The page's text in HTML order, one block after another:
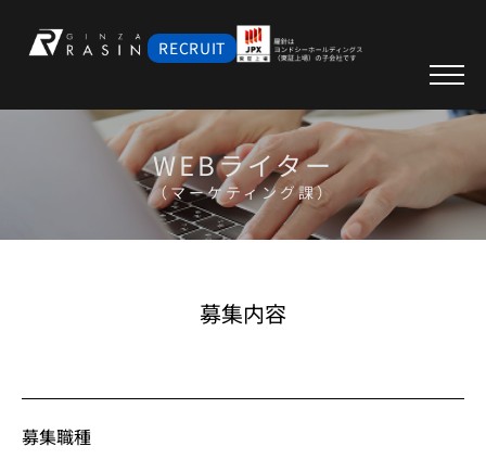
RECRUIT
WEBライター
（マーケティング課）
募集内容
募集職種